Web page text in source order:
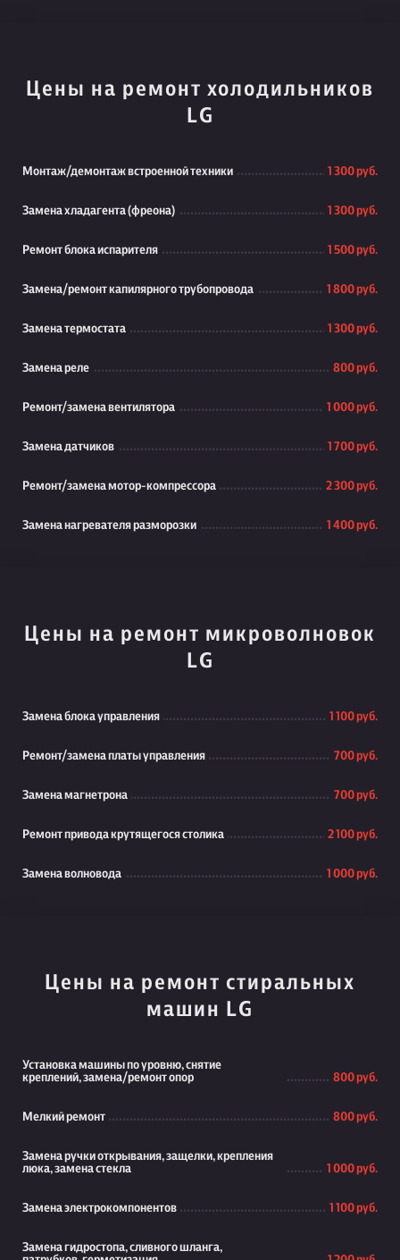
Цены на ремонт холодильников
LG
Монтаж/демонтаж встроенной техники 1 300 руб.
Замена хладагента (фреона) 1 300 руб.
Ремонт блока испарителя 1 500 руб.
Замена/ремонт капилярного трубопровода 1 800 руб.
Замена термостата 1 300 руб.
Замена реле 800 руб.
Ремонт/замена вентилятора 1 000 руб.
Замена датчиков 1 700 руб.
Ремонт/замена мотор-компрессора 2 300 руб.
Замена нагревателя разморозки 1 400 руб.
Цены на ремонт микроволновок
LG
Замена блока управления 1 100 руб.
Ремонт/замена платы управления 700 руб.
Замена магнетрона 700 руб.
Ремонт привода крутящегося столика 2 100 руб.
Замена волновода 1 000 руб.
Цены на ремонт стиральных
машин LG
Установка машины по уровню, снятие
креплений, замена/ремонт опор
800 руб.
Мелкий ремонт 800 руб.
Замена ручки открывания, защелки, крепления
люка, замена стекла
1 000 руб.
Замена электрокомпонентов 1 100 руб.
Замена гидростопа, сливного шланга,